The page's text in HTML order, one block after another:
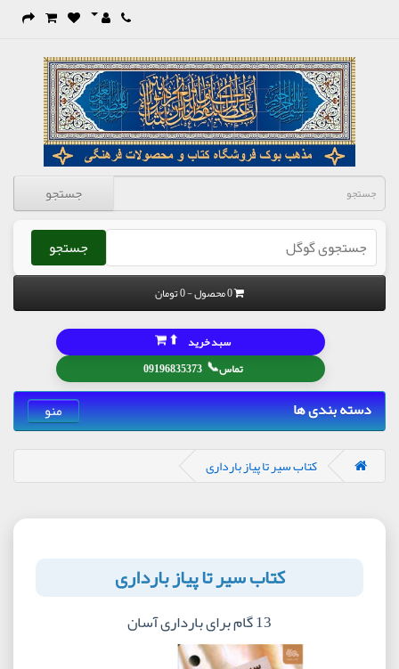
جستجو
جستجو
0 محصول - 0 تومان
تماس📞
09196835373
سبد خرید ⬆
دسته بندی ها منو
کتاب سیر تا پیاز بارداری
کتاب سیر تا پیاز بارداری
13 گام برای بارداری آسان